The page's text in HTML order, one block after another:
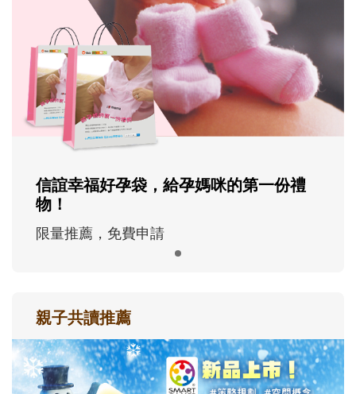
信誼幸福好孕袋，給孕媽咪的第一份禮
物！
限量推薦，免費申請
親子共讀推薦